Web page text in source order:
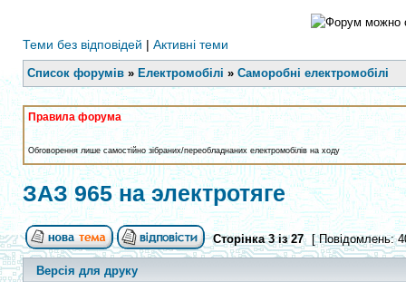
Теми без відповідей | Активні теми
Список форумів » Електромобілі » Саморобні електромобілі
Правила форума
Обговорення лише самостійно зібраних/переобладнаних електромобілів на ходу
ЗАЗ 965 на электротяге
Сторінка3із27 [ Повідомлень:
Версія для друку